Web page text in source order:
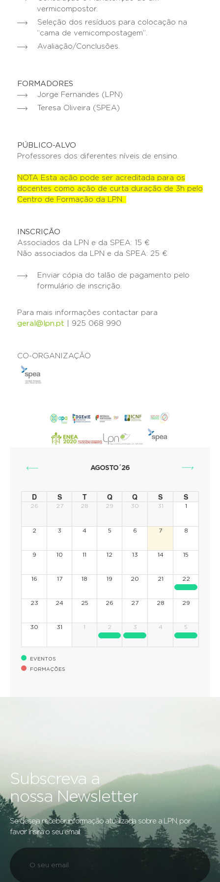
vermicompostor.
Seleção dos resíduos para colocação na
“cama de vemicompostagem”.
Avaliação/Conclusões.
FORMADORES
Jorge Fernandes (LPN)
Teresa Oliveira (SPEA)
PÚBLICO-ALVO
Professores dos diferentes níveis de ensino.
NOTA Esta ação pode ser acreditada para os
docentes como ação de curta duração de 3h pelo
Centro de Formação da LPN.
INSCRIÇÃO
Associados da LPN e da SPEA: 15 €
Não associados da LPN e da SPEA: 25 €
Enviar cópia do talão de pagamento pelo
formulário de inscrição.
Para mais informações contactar para
geral@lpn.pt | 925 068 990
CO-ORGANIZAÇÃO
AGOSTO´26
D S T Q Q S S
26 27 28 29 30 31 1
2 3 4 5 6 7 8
9 10 11 12 13 14 15
16 17 18 19 20 21 22
23 24 25 26 27 28 29
30 31 1 2 3 4 5
EVENTOS
FORMAÇÕES
Subscreva a
nossa Newsletter
Se deseja receber informação atualizada sobre a LPN, por
favor insira o seu email: